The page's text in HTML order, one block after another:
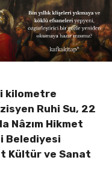
kilometre
Ruhi Su, 22
Nâzım Hikmet
Belediyesi
Kültür ve Sanat